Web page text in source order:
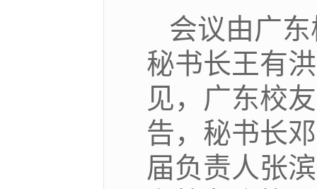
会议由广
秘书长王有
见，广东校
告，秘书长
届负责人张